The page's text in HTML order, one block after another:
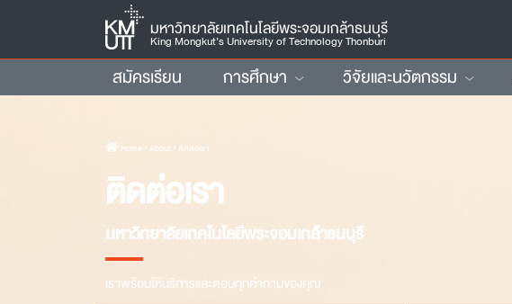
มหาวิทยาลัยเทคโนโลยีพระจอมเกล้าธนบุรี
King Mongkut’s University of Technology Thonburi
สมัครเรียน การศึกษา วิจัยและนวัตกรรม
Home › About › ติดต่อเรา
ติดต่อเรา
มหาวิทยาลัยเทคโนโลยีพระจอมเกล้าธนบุรี
เราพร้อมให้บริการและตอบทุกคำถามของคุณ